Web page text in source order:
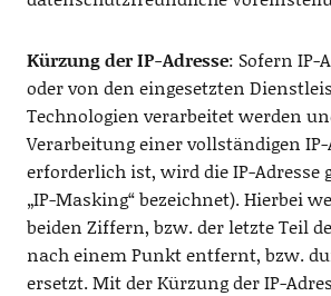
Kürzung der IP-Adresse: Sofern IP-
oder von den eingesetzten
Technologien verarbeitet werden
Verarbeitung einer vollständigen
erforderlich ist, wird die IP-Adresse
„IP-Masking“ bezeichnet). Hierbei
beiden Ziffern, bzw. der letzte Teil
nach einem Punkt entfernt, bzw.
ersetzt. Mit der Kürzung der IP-